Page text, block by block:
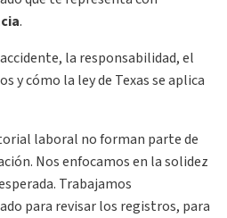
.
la responsabilidad, el
y cómo la ley de Texas se aplica
laboral no forman parte de
Nos enfocamos en la solidez
Trabajamos
para revisar los registros, para